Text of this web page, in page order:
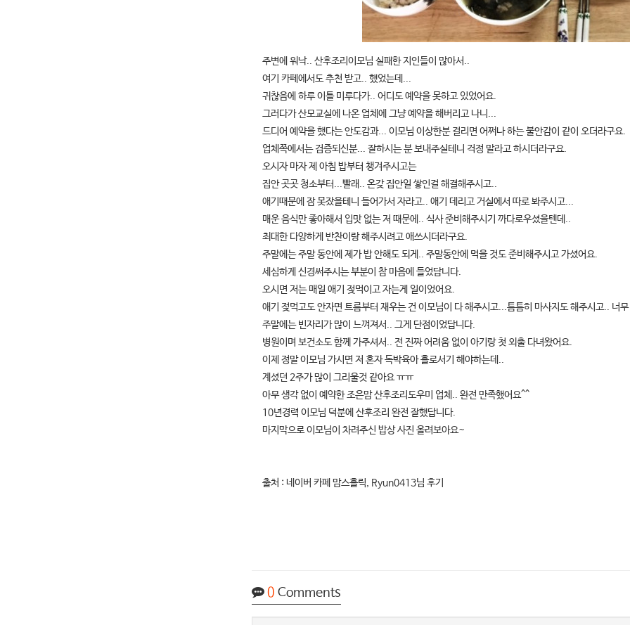
주변에 워낙.. 산후조리이모님 실패한 지인들이 많아서..
여기 카페에서도 추천 받고.. 했었는데...
귀찮음에 하루 이틀 미루다가.. 어디도 예약을 못하고 있었어요.
그러다가 산모교실에 나온 업체에 그냥 예약을 해버리고 나니...
드디어 예약을 했다는 안도감과... 이모님 이상한분 걸리면 어쩌나 하는 불안감이 같이 오더라구요.
업체쪽에서는 검증되신분... 잘하시는 분 보내주실테니 걱정 말라고 하시더라구요.
오시자 마자 제 아침 밥부터 챙겨주시고는
집안 곳곳 청소부터...빨래.. 온갖 집안일 쌓인걸 해결해주시고..
애기때문에 잠 못잤을테니 들어가서 자라고.. 애기 데리고 거실에서 따로 봐주시고...
매운 음식만 좋아해서 입맛 없는 저 때문에.. 식사 준비해주시기 까다로우셨을텐데..
최대한 다양하게 반찬이랑 해주시려고 애쓰시더라구요.
주말에는 주말 동안에 제가 밥 안해도 되게.. 주말동안에 먹을 것도 준비해주시고 가셨어요.
세심하게 신경써주시는 부분이 참 마음에 들었답니다.
오시면 저는 매일 애기 젖먹이고 자는게 일이었어요.
애기 젖먹고도 안자면 트름부터 재우는 건 이모님이 다 해주시고...틈틈히 마사지도 해주시고.. 너
주말에는 빈자리가 많이 느껴져서.. 그게 단점이었답니다.
병원이며 보건소도 함께 가주셔서.. 전 진짜 어려움 없이 아기랑 첫 외출 다녀왔어요.
이제 정말 이모님 가시면 저 혼자 독박육아 홀로서기 해야하는데..
계셨던 2주가 많이 그리울것 같아요 ㅠㅠ
아무 생각 없이 예약한 조은맘 산후조리도우미 업체.. 완전 만족했어요^^
10년경력 이모님 덕분에 산후조리 완전 잘했답니다.
마지막으로 이모님이 차려주신 밥상 사진 올려보아요~
출처 : 네이버 카페 맘스홀릭, Ryun0413님 후기
0 Comments